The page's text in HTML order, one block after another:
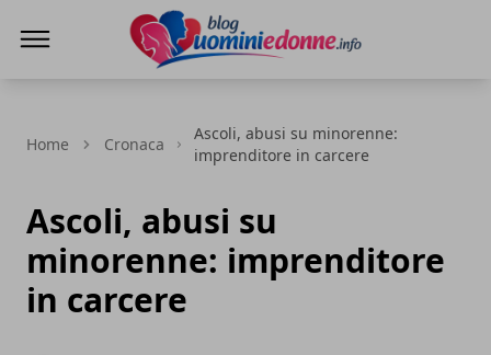
Home Cronaca
Ascoli, abusi su minorenne:
imprenditore in carcere
Ascoli, abusi su
minorenne: imprenditore
in carcere